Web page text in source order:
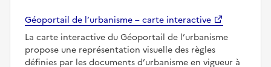
Géoportail de l’urbanisme – carte interactive
La carte interactive du Géoportail de l’urbanisme
propose une représentation visuelle des règles
définies par les documents d’urbanisme en vigueur à